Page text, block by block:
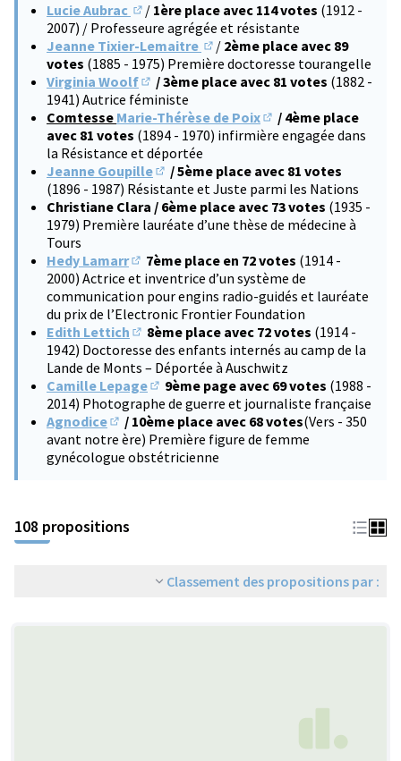
Lucie Aubrac
(S'ouvre dans un nouvel onglet)
/ 1ère place avec 114 votes (1912 -
2007) / Professeure agrégée et résistante
Jeanne Tixier-Lemaitre
(S'ouvre dans un nouvel onglet)
/ 2ème place avec 89
votes (1885 - 1975) Première doctoresse tourangelle
Virginia Woolf
(S'ouvre dans un nouvel onglet)
/ 3ème place avec 81 votes (1882 -
1941) Autrice féministe
Comtesse Marie-Thérèse de Poix
(S'ouvre dans un
/ 4ème place
avec 81 votes (1894 - 1970) infirmière engagée dans
la Résistance et déportée
Jeanne Goupille
(S'ouvre dans un nouvel onglet)
/ 5ème place avec 81 votes
(1896 - 1987) Résistante et Juste parmi les Nations
Christiane Clara / 6ème place avec 73 votes (1935 -
1979) Première lauréate d’une thèse de médecine à
Tours
Hedy Lamarr
(S'ouvre dans un nouvel onglet)
7ème place en 72 votes (1914 -
2000) Actrice et inventrice d’un système de
communication pour engins radio-guidés et lauréate
du prix de l’Electronic Frontier Foundation
Edith Lettich
(S'ouvre dans un nouvel onglet)
8ème place avec 72 votes (1914 -
1942) Doctoresse des enfants internés au camp de la
Lande de Monts – Déportée à Auschwitz
Camille Lepage
(S'ouvre dans un nouvel onglet)
9ème page avec 69 votes (1988 -
2014) Photographe de guerre et journaliste française
Agnodice
(S'ouvre dans un nouvel onglet)
/ 10ème place avec 68 votes(Vers - 350
avant notre ère) Première figure de femme
gynécologue obstétricienne
108 propositions
Classement des propositions par :